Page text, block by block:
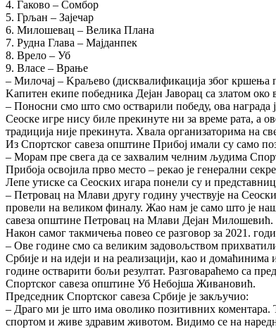
4. Гаково – Сомбор
5. Грљан – Зајечар
6. Милошевац – Велика Плана
7. Рудна Глава – Мајданпек
8. Врело – Уб
9. Власе – Врање
– Милочај – Kраљево (дисквалификација због кршења
Kапитен екипе победника Дејан Јаворац са златом око
– Поносни смо што смо остварили победу, ова награда
Сеоске игре нису биле прекинуте ни за време рата, а
традиција није прекинута. Хвала организаторима на
Из Спортског савеза општине Прибој имали су само
– Морам пре свега да се захвалим челним људима
Прибоја освојила прво место – рекао је генерални
Лепе утиске са Сеоских игара понели су и
– Петровац на Млави другу годину учествује на
провели на великом финалу. Жао нам је само што је
савеза општине Петровац на Млави Дејан Милошевић.
Након самог такмичења повео се разговор за 2021.
– Ове године смо са великим задовољством
Србије и на идеји и на реализацији, као и
године остварити бољи резултат. Разговараћемо са
Спортског савеза општине Уб Небојша Живановић.
Председник Спортског савеза Србије је закључио:
– Драго ми је што има оволико позитивних коментара.
спортом и живе здравим животом. Видимо се на